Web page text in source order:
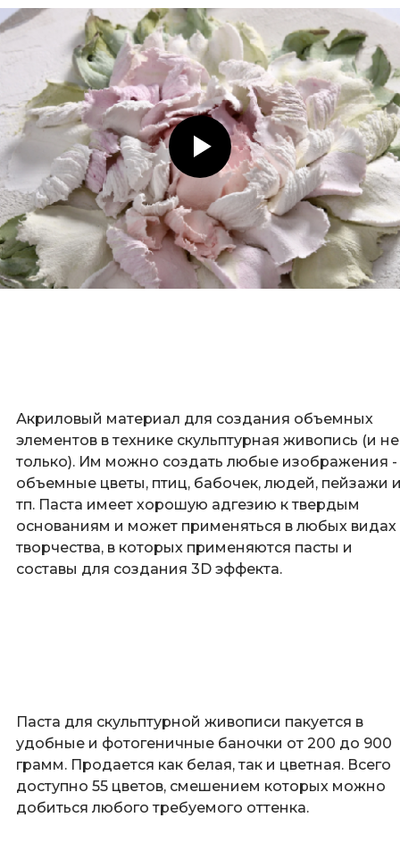
Акриловый материал для создания объемных
элементов в технике скульптурная живопись (и не
только). Им можно создать любые изображения -
объемные цветы, птиц, бабочек, людей, пейзажи
тп. Паста имеет хорошую адгезию к твердым
основаниям и может применяться в любых видах
творчества, в которых применяются пасты и
составы для создания 3D эффекта.
Паста для скульптурной живописи пакуется в
удобные и фотогеничные баночки от 200 до 900
грамм. Продается как белая, так и цветная. Всего
доступно 55 цветов, смешением которых можно
добиться любого требуемого оттенка.
нужные цвета.